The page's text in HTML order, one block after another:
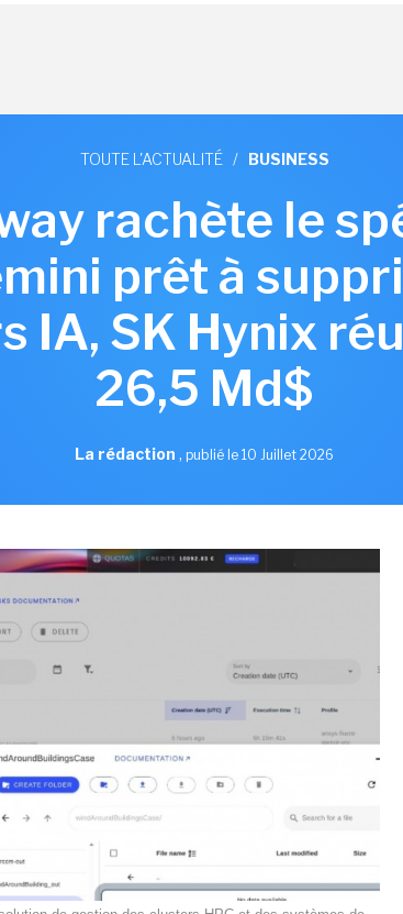
TOUTE L'ACTUALITÉ / BUSINESS
rachète le
prêt à
IA, SK Hynix
26,5 Md$
La rédaction , publié le 10 Juillet 2026